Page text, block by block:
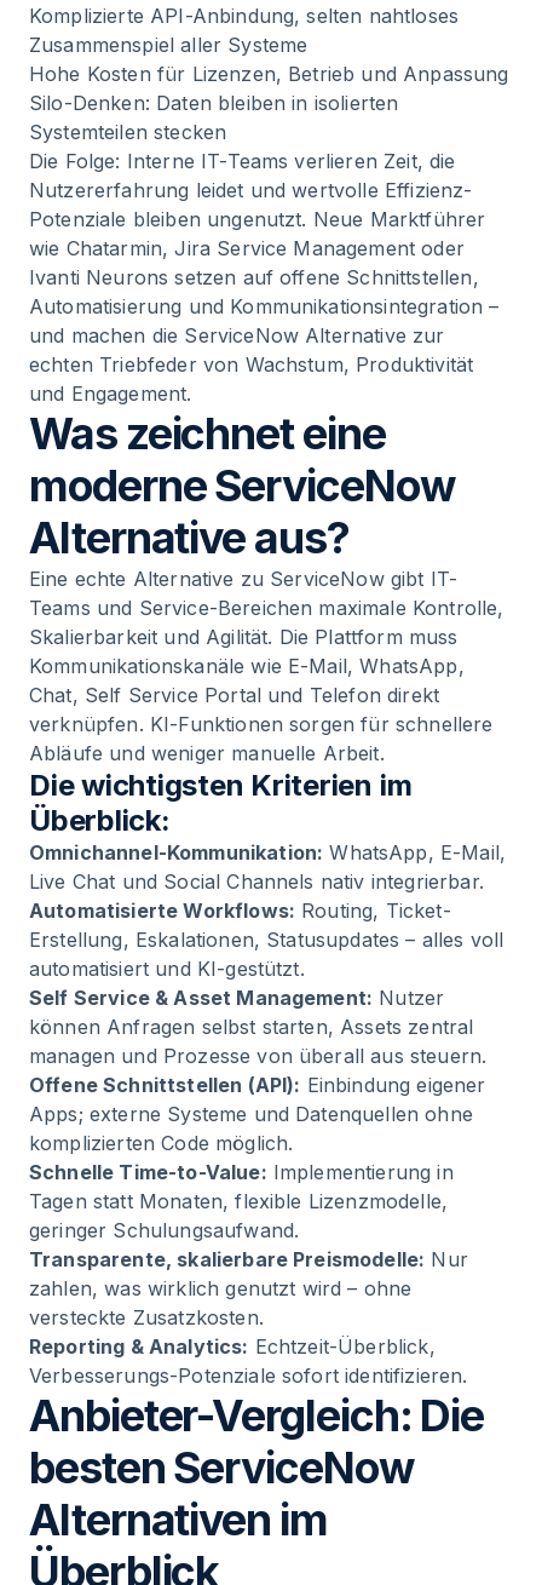
Komplizierte API-Anbindung, selten nahtloses
Zusammenspiel aller Systeme
Hohe Kosten für Lizenzen, Betrieb und Anpassung
Silo-Denken: Daten bleiben in isolierten
Systemteilen stecken
Die Folge: Interne IT-Teams verlieren Zeit, die
Nutzererfahrung leidet und wertvolle Effizienz-
Potenziale bleiben ungenutzt. Neue Marktführer
wie Chatarmin, Jira Service Management oder
Ivanti Neurons setzen auf offene Schnittstellen,
Automatisierung und Kommunikationsintegration –
und machen die ServiceNow Alternative zur
echten Triebfeder von Wachstum, Produktivität
und Engagement.
Was zeichnet eine
moderne ServiceNow
Alternative aus?
Eine echte Alternative zu ServiceNow gibt IT-
Teams und Service-Bereichen maximale Kontrolle,
Skalierbarkeit und Agilität. Die Plattform muss
Kommunikationskanäle wie E-Mail, WhatsApp,
Chat, Self Service Portal und Telefon direkt
verknüpfen. KI-Funktionen sorgen für schnellere
Abläufe und weniger manuelle Arbeit.
Die wichtigsten Kriterien im
Überblick:
Omnichannel-Kommunikation: WhatsApp, E-Mail,
Live Chat und Social Channels nativ integrierbar.
Automatisierte Workflows: Routing, Ticket-
Erstellung, Eskalationen, Statusupdates – alles voll
automatisiert und KI-gestützt.
Self Service & Asset Management: Nutzer
können Anfragen selbst starten, Assets zentral
managen und Prozesse von überall aus steuern.
Offene Schnittstellen (API): Einbindung eigener
Apps; externe Systeme und Datenquellen ohne
komplizierten Code möglich.
Schnelle Time-to-Value: Implementierung in
Tagen statt Monaten, flexible Lizenzmodelle,
geringer Schulungsaufwand.
Transparente, skalierbare Preismodelle: Nur
zahlen, was wirklich genutzt wird – ohne
versteckte Zusatzkosten.
Reporting & Analytics: Echtzeit-Überblick,
Verbesserungs-Potenziale sofort identifizieren.
Anbieter-Vergleich: Die
besten ServiceNow
Alternativen im
Überblick